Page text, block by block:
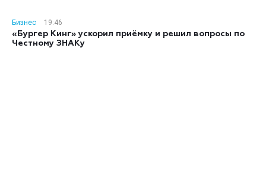
Бизнес
19:46
«Бургер Кинг» ускорил приёмку и решил вопросы по
Честному ЗНАКу